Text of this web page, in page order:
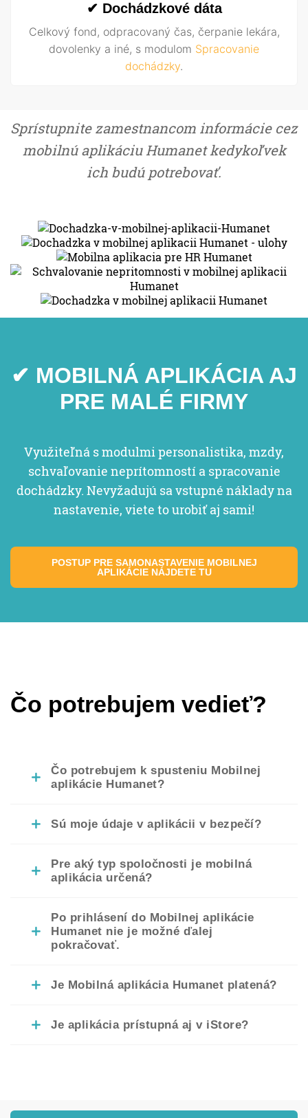
✔ Dochádzkové dáta
Celkový fond, odpracovaný čas, čerpanie lekára,
dovolenky a iné, s modulom Spracovanie
dochádzky.
Sprístupnite zamestnancom informácie cez
mobilnú aplikáciu Humanet kedykoľvek
ich budú potrebovať.
✔ MOBILNÁ APLIKÁCIA AJ
PRE MALÉ FIRMY
Využiteľná s modulmi personalistika, mzdy,
schvaľovanie neprítomností a spracovanie
dochádzky. Nevyžadujú sa vstupné náklady na
nastavenie, viete to urobiť aj sami!
POSTUP PRE SAMONASTAVENIE MOBILNEJ
APLIKÁCIE NÁJDETE TU
Čo potrebujem vedieť?
Čo potrebujem k spusteniu Mobilnej
aplikácie Humanet?
Sú moje údaje v aplikácii v bezpečí?
Pre aký typ spoločnosti je mobilná
aplikácia určená?
Po prihlásení do Mobilnej aplikácie
Humanet nie je možné ďalej
pokračovať.
Je Mobilná aplikácia Humanet platená?
Je aplikácia prístupná aj v iStore?